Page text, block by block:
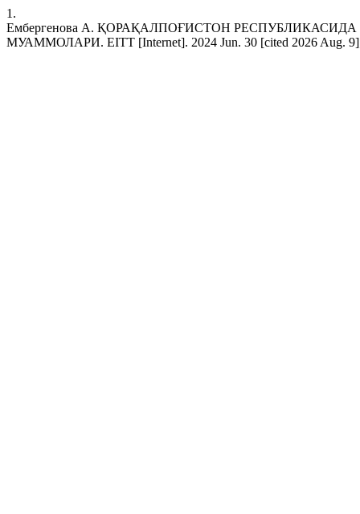
1.
Ембергенова А. ҚОРАҚАЛПОҒИСТОН
МУАММОЛАРИ. EITT [Internet]. 2024 Jun. 30 [cited 2026 Aug.